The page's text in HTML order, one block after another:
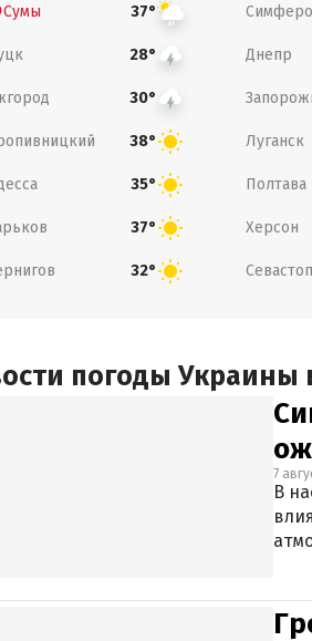
Сумы 37°
28° Днепр
30°
38° Луганск
35° Полтава
37° Херсон
32°
погоды Украины
7
В